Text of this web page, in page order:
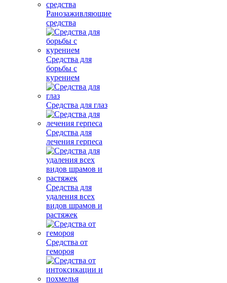
Ранозаживляющие
средства
Средства для
борьбы с
курением
Средства для глаз
Средства для
лечения герпеса
Средства для
удаления всех
видов шрамов и
растяжек
Средства от
гемороя